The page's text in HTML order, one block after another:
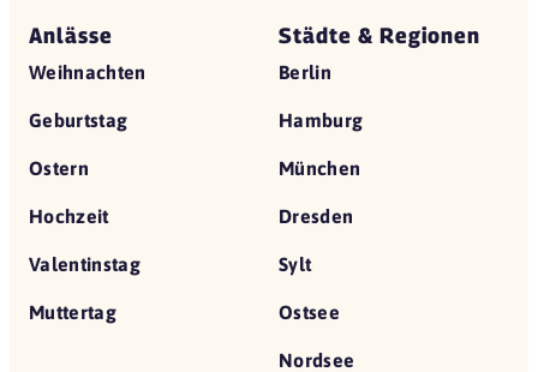
Anlässe
Weihnachten
Geburtstag
Ostern
Hochzeit
Valentinstag
Muttertag
Städte & Regionen
Berlin
Hamburg
München
Dresden
Sylt
Ostsee
Nordsee